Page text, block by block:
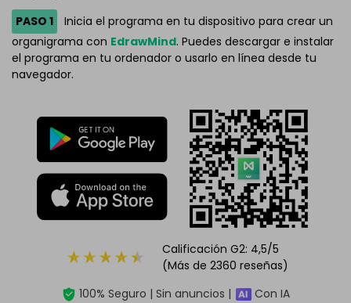
PASO 1
Inicia el programa en tu dispositivo para crear un
organigrama con EdrawMind. Puedes descargar e instalar
el programa en tu ordenador o usarlo en línea desde tu
navegador.
Calificación G2: 4,5/5
(Más de 2360 reseñas)
100% Seguro | Sin anuncios |
Con IA